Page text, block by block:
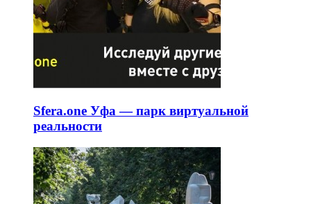
Sfera.one Уфа — парк виртуальной
реальности